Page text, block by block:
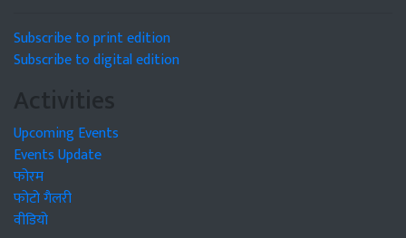
Subscribe to print edition
Subscribe to digital edition
Activities
Upcoming Events
Events Update
फोरम
फोटो गैलरी
वीडियो